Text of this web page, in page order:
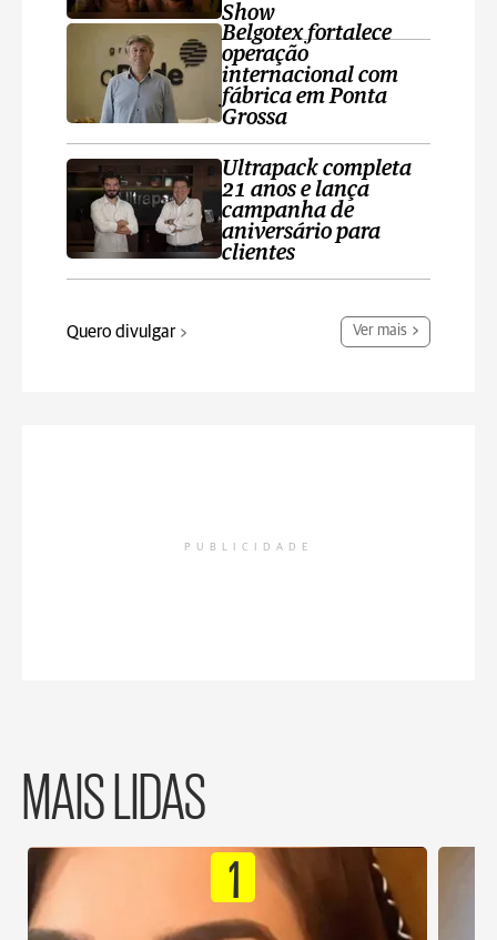
Show
Belgotex fortalece
operação
internacional com
fábrica em Ponta
Grossa
Ultrapack completa
21 anos e lança
campanha de
aniversário para
clientes
Quero divulgar Ver mais
PUBLICIDADE
MAIS LIDAS
1